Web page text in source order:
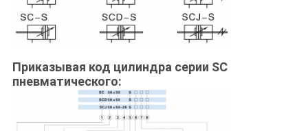
Приказывая код цилиндра серии SC
пневматического: